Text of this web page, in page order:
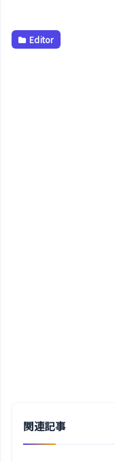
Editor
関連記事